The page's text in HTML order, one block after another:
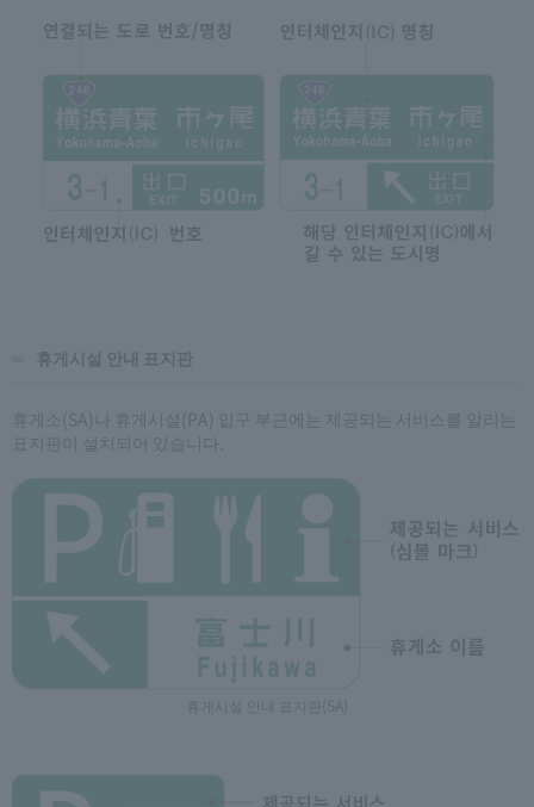
휴게시설 안내 표지판
휴게소(SA)나 휴게시설(PA) 입구 부근에는 제공되는 서비스를 알리는
표지판이 설치되어 있습니다.
휴게시설 안내 표지판(SA)